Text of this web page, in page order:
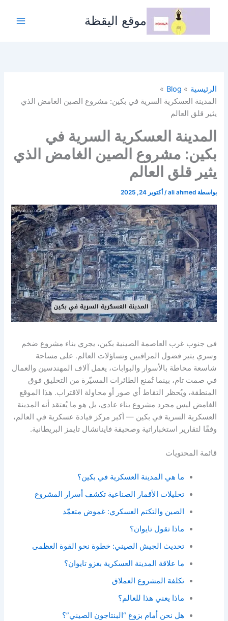
تخطي
موقع اليقظة
الرئيسية
Blog
المدينة العسكرية السرية في بكين: مشروع الصين الغامض الذي
يثير قلق العالم
المدينة العسكرية السرية في
بكين: مشروع الصين الغامض الذي
يثير قلق العالم
بواسطة ali ahmed
/ أكتوبر 24, 2025
في جنوب غرب العاصمة الصينية بكين، يجري بناء مشروع ضخم
وسري يثير فضول المراقبين وتساؤلات العالم. على مساحة
شاسعة محاطة بالأسوار والبوابات، يعمل آلاف المهندسين والعمال
في صمت تام، بينما تُمنع الطائرات المسيّرة من التحليق فوق
المنطقة، ويُحظر التقاط أي صور أو محاولة الاقتراب. هذا الموقع
الغامض ليس مجرد مشروع بناء عادي، بل هو ما يُعتقد أنه المدينة
العسكرية السرية في بكين — أكبر مركز قيادة عسكرية في العالم،
وفقًا لتقارير استخباراتية وصحيفة فاينانشال تايمز البريطانية.
قائمة المحتويات
ما هي المدينة العسكرية في بكين؟
تحليلات الأقمار الصناعية تكشف أسرار المشروع
الصين والتكتم العسكري: غموض متعمّد
ماذا تقول تايوان؟
تحديث الجيش الصيني: خطوة نحو القوة العظمى
ما علاقة المدينة العسكرية بغزو تايوان؟
تكلفة المشروع العملاق
ماذا يعني هذا للعالم؟
هل نحن أمام بزوغ “البنتاجون الصيني”؟